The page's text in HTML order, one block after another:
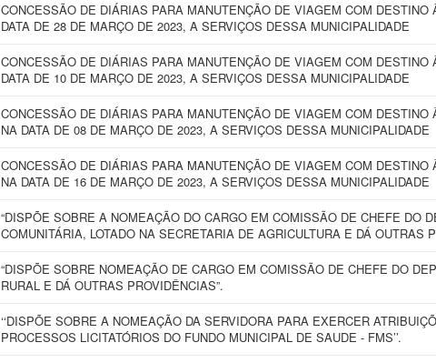
CONCESSÃO DE DIÁRIAS PARA MANUTENÇÃO DE VIAGEM COM DESTINO
DATA DE 28 DE MARÇO DE 2023, A SERVIÇOS DESSA MUNICIPALIDADE
CONCESSÃO DE DIÁRIAS PARA MANUTENÇÃO DE VIAGEM COM DESTINO
DATA DE 10 DE MARÇO DE 2023, A SERVIÇOS DESSA MUNICIPALIDADE
CONCESSÃO DE DIÁRIAS PARA MANUTENÇÃO DE VIAGEM COM DESTINO
NA DATA DE 08 DE MARÇO DE 2023, A SERVIÇOS DESSA MUNICIPALIDADE
CONCESSÃO DE DIÁRIAS PARA MANUTENÇÃO DE VIAGEM COM DESTINO
NA DATA DE 16 DE MARÇO DE 2023, A SERVIÇOS DESSA MUNICIPALIDADE
“DISPÕE SOBRE A NOMEAÇÃO DO CARGO EM COMISSÃO DE CHEFE DO
COMUNITÁRIA, LOTADO NA SECRETARIA DE AGRICULTURA E DÁ OUTRAS
“DISPÕE SOBRE NOMEAÇÃO DE CARGO EM COMISSÃO DE CHEFE DO
RURAL E DÁ OUTRAS PROVIDÊNCIAS”.
‘‘DISPÕE SOBRE A NOMEAÇÃO DA SERVIDORA PARA EXERCER
PROCESSOS LICITATÓRIOS DO FUNDO MUNICIPAL DE SAUDE - FMS’’.